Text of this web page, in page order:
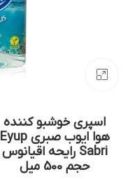
اسپری خوشبو کننده
هوا ایوب صبری Eyup
Sabri رایحه اقیانوس
حجم 500 میل